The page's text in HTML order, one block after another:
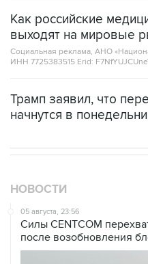
Социальная реклама, АНО
ИНН 7725383515 Erid:
05 августа, 23:56
Силы CENTCOM
после возобновления